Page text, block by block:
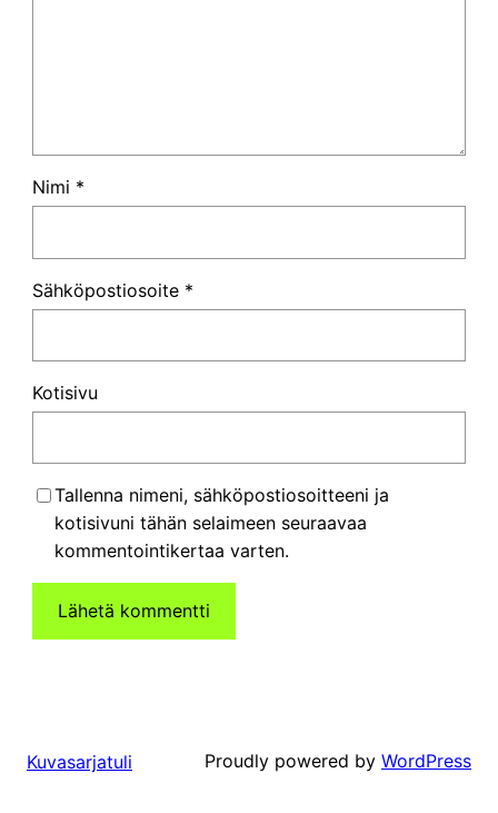
Nimi *
Sähköpostiosoite *
Kotisivu
Tallenna nimeni, sähköpostiosoitteeni ja
kotisivuni tähän selaimeen seuraavaa
kommentointikertaa varten.
Kuvasarjatuli Proudly powered by WordPress